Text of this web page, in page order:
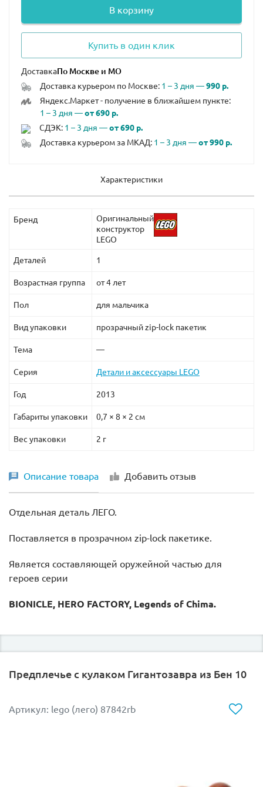
В корзину
Купить в один клик
Доставка
Доставка курьером по Москве: 1 – 3 дня —990 р.
Яндекс.Маркет - получение в ближайшем пункте:
1 – 3 дня —от 690 р.
СДЭК: 1 – 3 дня —от 690 р.
Доставка курьером за МКАД: 1 – 3 дня —от 990 р.
Характеристики
Бренд
Оригинальный
конструктор
LEGO
Деталей 1
Возрастная группа от 4 лет
Пол для мальчика
Вид упаковки прозрачный zip-lock пакетик
Тема —
Серия Детали и аксессуары LEGO
Год 2013
Габариты упаковки 0,7 × 8 × 2 см
Вес упаковки 2 г
Описание товара Добавить отзыв
Отдельная деталь ЛЕГО.
Поставляется в прозрачном zip-lock пакетике.
Является составляющей оружейной частью для
героев серии
BIONICLE, HERO FACTORY, Legends of Chima.
Предплечье с кулаком Гигантозавра из Бен 10
Артикул: lego (лего) 87842rb